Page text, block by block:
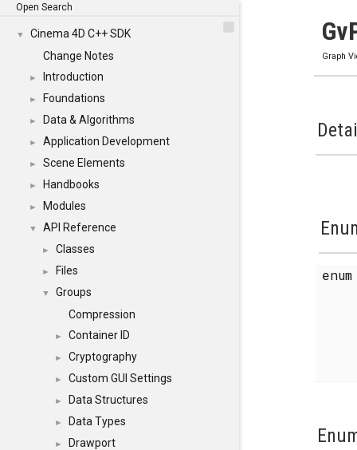
Open Search
▼
Cinema 4D C++ SDK
Change Notes
► Introduction
► Foundations
► Data & Algorithms
► Application Development
► Scene Elements
► Handbooks
► Modules
▼ API Reference
► Classes
► Files
▼
Groups
Compression
► Container ID
► Cryptography
► Custom GUI Settings
► Data Structures
► Data Types
► Drawport
Graph